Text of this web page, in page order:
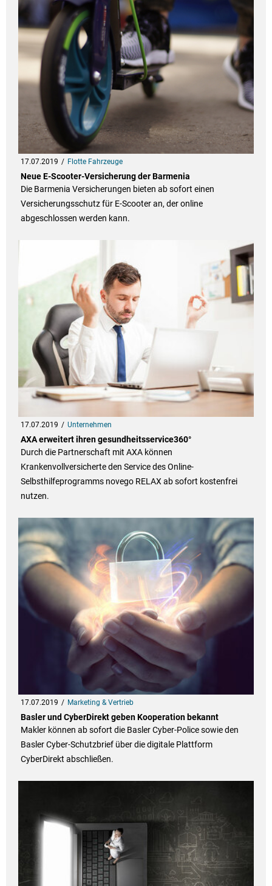
17.07.2019 Flotte Fahrzeuge
Neue E-Scooter-Versicherung der Barmenia
Die Barmenia Versicherungen bieten ab sofort einen
Versicherungsschutz für E-Scooter an, der online
abgeschlossen werden kann.
17.07.2019 Unternehmen
AXA erweitert ihren gesundheitsservice360°
Durch die Partnerschaft mit AXA können
Krankenvollversicherte den Service des Online-
Selbsthilfeprogramms novego RELAX ab sofort kostenfrei
nutzen.
17.07.2019 Marketing & Vertrieb
Basler und CyberDirekt geben Kooperation bekannt
Makler können ab sofort die Basler Cyber-Police sowie den
Basler Cyber-Schutzbrief über die digitale Plattform
CyberDirekt abschließen.